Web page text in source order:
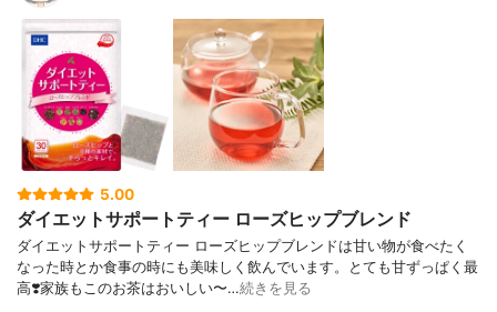
5.00
ダイエットサポートティー ローズヒップブレンド
ダイエットサポートティー ローズヒップブレンドは甘い物が食べたく
なった時とか食事の時にも美味しく飲んでいます。とても甘ずっぱく最
高❣️家族もこのお茶はおいしい〜…続きを見る